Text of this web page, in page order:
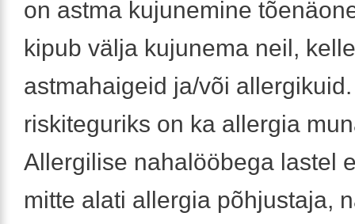
on astma kujunemine
kipub välja kujunema neil,
astmahaigeid ja/või
riskiteguriks on ka allergia
Allergilise nahalööbega lastel
mitte alati allergia põhjustaja,